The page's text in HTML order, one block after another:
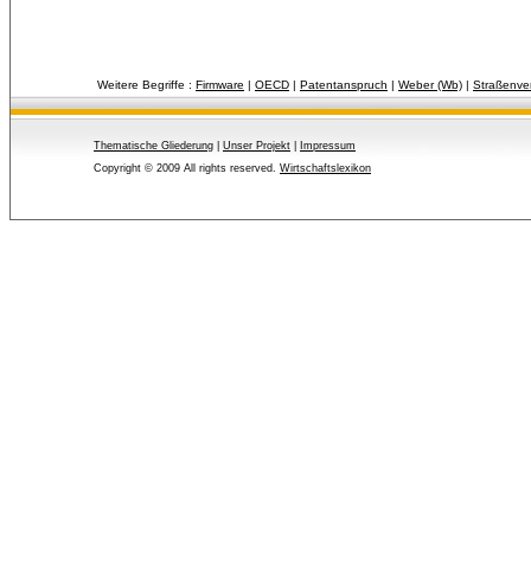
Weitere Begriffe : Firmware | OECD | Patentanspruch | Weber (Wb) |
Thematische Gliederung Unser Projekt
Impressum
Copyright © 2009 All rights reserved. Wirtschaftslexikon